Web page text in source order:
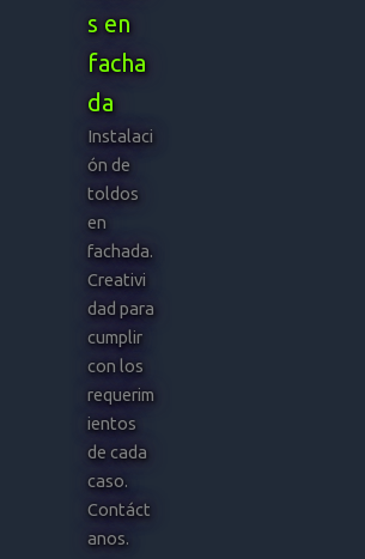
s en
facha
da
Instalaci
ón de
toldos
en
fachada.
Creativi
dad para
cumplir
con los
requerim
ientos
de cada
caso.
Contáct
anos.